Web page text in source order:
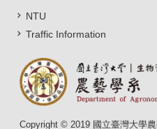
NTU
Traffic Information
Copyright © 2019 國立臺灣大學